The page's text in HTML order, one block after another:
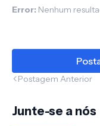
Error: Nenhum
Postagem Anterior
Junte-se a nós